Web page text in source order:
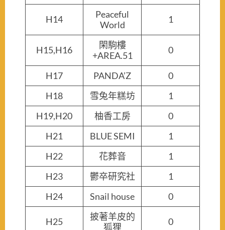
H14
Peaceful
World
1
H15,H16
閑駒樓
+AREA.51
0
H17 PANDA’Z
0
H18
雪兔年糕坊
1
H19,H20
柚香工房
0
H21
BLUE SEMI
1
H22
花葬音
1
H23
鬱卒研究社
1
H24
Snail house 0
H25
披著羊皮的
狐狸
0